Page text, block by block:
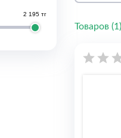
2 195 тг
Товаров (1 )